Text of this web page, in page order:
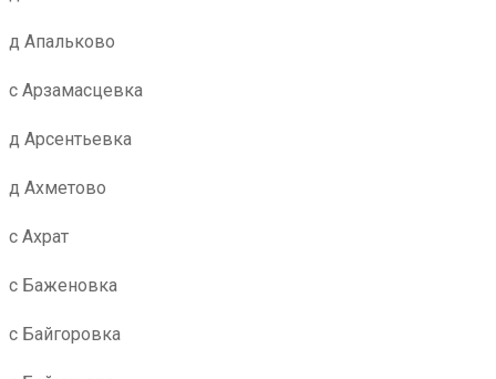
д Апальково
с Арзамасцевка
д Арсентьевка
д Ахметово
с Ахрат
с Баженовка
с Байгоровка